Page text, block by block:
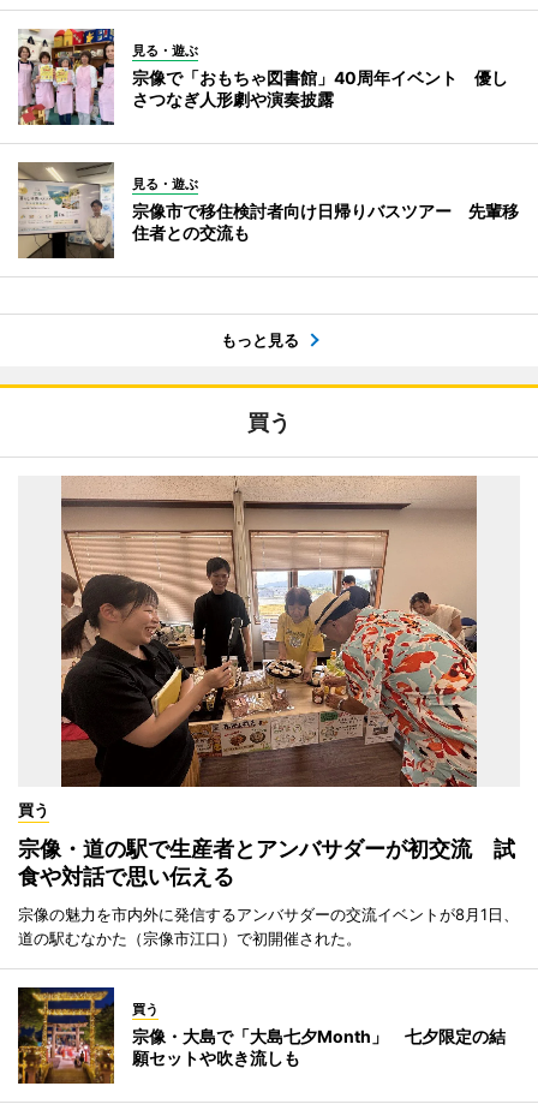
見る・遊ぶ
宗像で「おもちゃ図書館」40周年イベント 優し
さつなぎ人形劇や演奏披露
見る・遊ぶ
宗像市で移住検討者向け日帰りバスツアー 先輩移
住者との交流も
もっと見る
買う
買う
宗像・道の駅で生産者とアンバサダーが初交流 試
食や対話で思い伝える
宗像の魅力を市内外に発信するアンバサダーの交流イベントが8月1日、
道の駅むなかた（宗像市江口）で初開催された。
買う
宗像・大島で「大島七夕Month」 七夕限定の結
願セットや吹き流しも